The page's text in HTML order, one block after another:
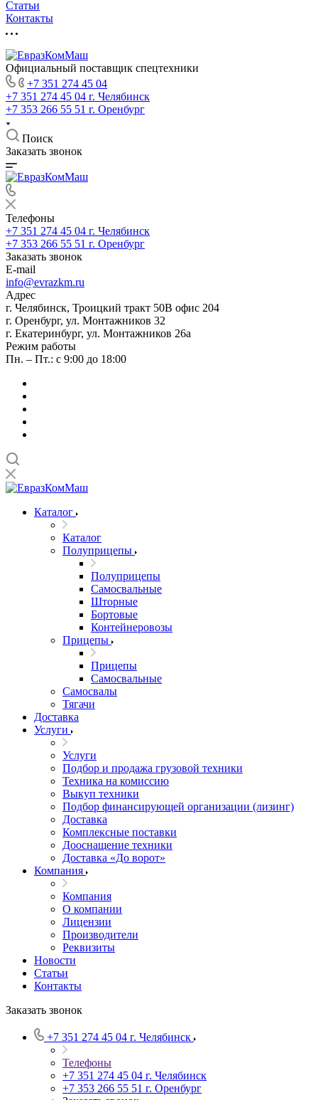
Статьи
Контакты
Официальный поставщик спецтехники
+7 351 274 45 04
+7 351 274 45 04 г. Челябинск
+7 353 266 55 51 г. Оренбург
Поиск
Заказать звонок
Телефоны
+7 351 274 45 04 г. Челябинск
+7 353 266 55 51 г. Оренбург
Заказать звонок
E-mail
info@evrazkm.ru
Адрес
г. Челябинск, Троицкий тракт 50В офис 204
г. Оренбург, ул. Монтажников 32
г. Екатеринбург, ул. Монтажников 26а
Режим работы
Пн. – Пт.: с 9:00 до 18:00
Каталог
Каталог
Полуприцепы
Полуприцепы
Самосвальные
Шторные
Бортовые
Контейнеровозы
Прицепы
Прицепы
Самосвальные
Самосвалы
Тягачи
Доставка
Услуги
Услуги
Подбор и продажа грузовой техники
Техника на комиссию
Выкуп техники
Подбор финансирующей организации (лизинг)
Доставка
Комплексные поставки
Дооснащение техники
Доставка «До ворот»
Компания
Компания
О компании
Лицензии
Производители
Реквизиты
Новости
Статьи
Контакты
Заказать звонок
+7 351 274 45 04 г. Челябинск
Телефоны
+7 351 274 45 04 г. Челябинск
+7 353 266 55 51 г. Оренбург